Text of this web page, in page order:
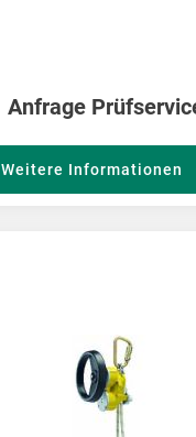
Anfrage
Weitere Informationen